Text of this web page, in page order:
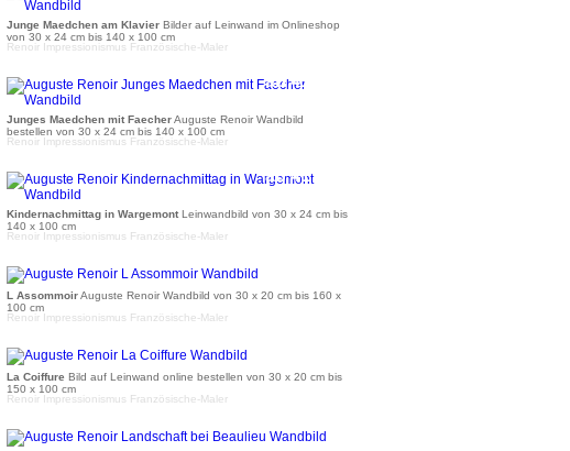
Junge Maedchen am Klavier Bilder auf Leinwand im Onlineshop
von 30 x 24 cm bis 140 x 100 cm
Renoir Impressionismus Französische-Maler
Junges Maedchen mit FaecherAuguste Renoir Wandbild
bestellen von 30 x 24 cm bis 140 x 100 cm
ab 41 €
Renoir Impressionismus Französische-Maler
Kindernachmittag in Wargemont Leinwandbild von 30 x 24 cm bis
140 x 100 cm
ab 41 €
Renoir Impressionismus Französische-Maler
L AssommoirAuguste Renoir Wandbild von 30 x 20 cm bis 160 x
100 cm
Renoir Impressionismus Französische-Maler
La Coiffure Bild auf Leinwand online bestellen von 30 x 20 cm bis
150 x 100 cm
Renoir Impressionismus Französische-Maler